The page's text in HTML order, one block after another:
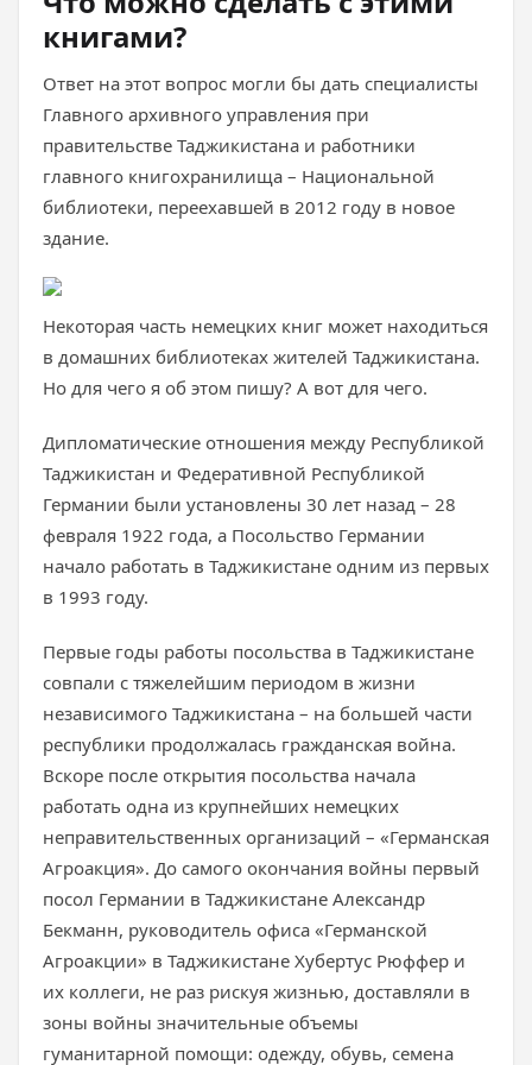
книгами?
Ответ на этот вопрос могли бы дать специалисты
Главного архивного управления при
правительстве Таджикистана и работники
главного книгохранилища – Национальной
библиотеки, переехавшей в 2012 году в новое
здание.
Некоторая часть немецких книг может находиться
в домашних библиотеках жителей Таджикистана.
Но для чего я об этом пишу? А вот для чего.
Дипломатические отношения между Республикой
Таджикистан и Федеративной Республикой
Германии были установлены 30 лет назад – 28
февраля 1922 года, а Посольство Германии
начало работать в Таджикистане одним из первых
в 1993 году.
Первые годы работы посольства в Таджикистане
совпали с тяжелейшим периодом в жизни
независимого Таджикистана – на большей части
республики продолжалась гражданская война.
Вскоре после открытия посольства начала
работать одна из крупнейших немецких
неправительственных организаций – «Германская
Агроакция». До самого окончания войны первый
посол Германии в Таджикистане Александр
Бекманн, руководитель офиса «Германской
Агроакции» в Таджикистане Хубертус Рюффер и
их коллеги, не раз рискуя жизнью, доставляли в
зоны войны значительные объемы
гуманитарной помощи: одежду, обувь, семена